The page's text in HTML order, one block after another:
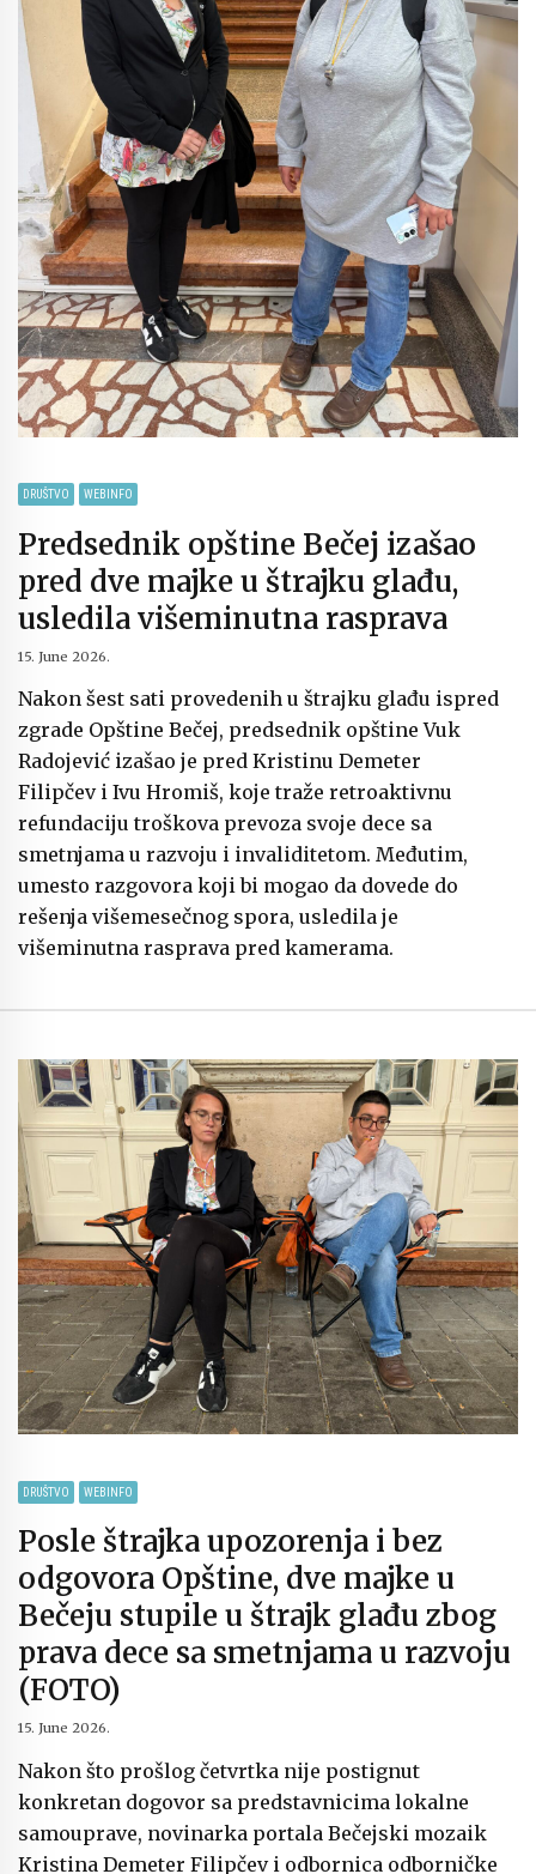
DRUŠTVO WEBINFO
Predsednik opštine Bečej izašao
pred dve majke u štrajku glađu,
usledila višeminutna rasprava
15. June 2026.
Nakon šest sati provedenih u štrajku glađu ispred
zgrade Opštine Bečej, predsednik opštine Vuk
Radojević izašao je pred Kristinu Demeter
Filipčev i Ivu Hromiš, koje traže retroaktivnu
refundaciju troškova prevoza svoje dece sa
smetnjama u razvoju i invaliditetom. Međutim,
umesto razgovora koji bi mogao da dovede do
rešenja višemesečnog spora, usledila je
višeminutna rasprava pred kamerama.
DRUŠTVO WEBINFO
Posle štrajka upozorenja i bez
odgovora Opštine, dve majke u
Bečeju stupile u štrajk glađu zbog
prava dece sa smetnjama u razvoju
(FOTO)
15. June 2026.
Nakon što prošlog četvrtka nije postignut
konkretan dogovor sa predstavnicima lokalne
samouprave, novinarka portala Bečejski mozaik
Kristina Demeter Filipčev i odbornica odborničke